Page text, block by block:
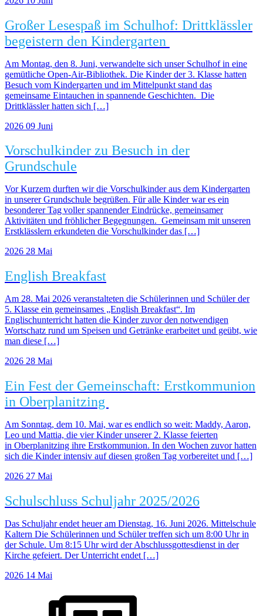
Großer Lesespaß im Schulhof: Drittklässler
begeistern den Kindergarten
Am Montag, den 8. Juni, verwandelte sich unser Schulhof in eine
gemütliche Open-Air-Bibliothek. Die Kinder der 3. Klasse hatten
Besuch vom Kindergarten und im Mittelpunkt stand das
gemeinsame Eintauchen in spannende Geschichten. Die
Drittklässler hatten sich […]
2026 09 Juni
Vorschulkinder zu Besuch in der
Grundschule
Vor Kurzem durften wir die Vorschulkinder aus dem Kindergarten
in unserer Grundschule begrüßen. Für alle Kinder war es ein
besonderer Tag voller spannender Eindrücke, gemeinsamer
Aktivitäten und fröhlicher Begegnungen. Gemeinsam mit unseren
Erstklässlern erkundeten die Vorschulkinder das […]
2026 28 Mai
English Breakfast
Am 28. Mai 2026 veranstalteten die Schülerinnen und Schüler der
5. Klasse ein gemeinsames „English Breakfast“. Im
Englischunterricht hatten die Kinder zuvor den notwendigen
Wortschatz rund um Speisen und Getränke erarbeitet und geübt, wie
man diese […]
2026 28 Mai
Ein Fest der Gemeinschaft: Erstkommunion
in Oberplanitzing
Am Sonntag, dem 10. Mai, war es endlich so weit: Maddy, Aaron,
Leo und Mattia, die vier Kinder unserer 2. Klasse feierten
in Oberplanitzing ihre Erstkommunion. In den Wochen zuvor hatten
sich die Kinder intensiv auf diesen großen Tag vorbereitet und […]
2026 27 Mai
Schulschluss Schuljahr 2025/2026
Das Schuljahr endet heuer am Dienstag, 16. Juni 2026. Mittelschule
Kaltern Die Schülerinnen und Schüler treffen sich um 8:00 Uhr in
der Schule. Um 8:15 Uhr wird der Abschlussgottesdienst in der
Kirche gefeiert. Der Unterricht endet […]
2026 14 Mai